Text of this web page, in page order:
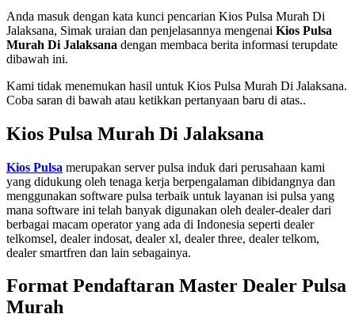
Anda masuk dengan kata kunci pencarian Kios Pulsa Murah Di
Jalaksana, Simak uraian dan penjelasannya mengenai Kios Pulsa
Murah Di Jalaksana dengan membaca berita informasi terupdate
dibawah ini.
Kami tidak menemukan hasil untuk Kios Pulsa Murah Di Jalaksana.
Coba saran di bawah atau ketikkan pertanyaan baru di atas..
Kios Pulsa Murah Di Jalaksana
Kios Pulsa merupakan server pulsa induk dari perusahaan kami
yang didukung oleh tenaga kerja berpengalaman dibidangnya dan
menggunakan software pulsa terbaik untuk layanan isi pulsa yang
mana software ini telah banyak digunakan oleh dealer-dealer dari
berbagai macam operator yang ada di Indonesia seperti dealer
telkomsel, dealer indosat, dealer xl, dealer three, dealer telkom,
dealer smartfren dan lain sebagainya.
Format Pendaftaran Master Dealer Pulsa
Murah